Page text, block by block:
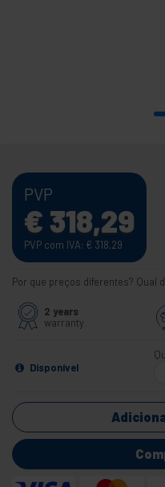
PVP
€318,29
PVP com IVA: € 318,29
Por que preços diferentes? Qual
2 years
warranty
Disponível